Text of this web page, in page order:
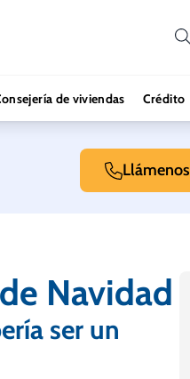
de viviendas Crédito
Llámenos
Navidad
ser un